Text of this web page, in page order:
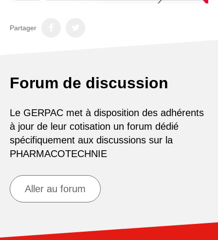
Partager
Forum de discussion
Le GERPAC met à disposition des adhérents
à jour de leur cotisation un forum dédié
spécifiquement aux discussions sur la
PHARMACOTECHNIE
Aller au forum